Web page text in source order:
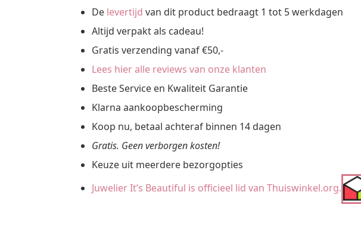
De levertijd van dit product bedraagt 1 tot 5 werkdagen
Altijd verpakt als cadeau!
Gratis verzending vanaf €50,-
Lees hier alle reviews van onze klanten
Beste Service en Kwaliteit Garantie
Klarna aankoopbescherming
Koop nu, betaal achteraf binnen 14 dagen
Gratis. Geen verborgen kosten!
Keuze uit meerdere bezorgopties
Juwelier It’s Beautiful is officieel lid van Thuiswinkel.org.